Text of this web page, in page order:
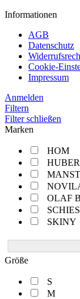
Informationen
AGB
Datenschutz
Cookie-
Impressum
Anmelden
Filtern
Filter schließen
Marken
HOM
HUBER
OLAF
SKINY
Größe
S
M